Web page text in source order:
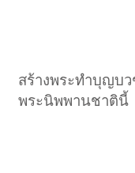
สร้างพระทำบุญบ
พระนิพพานชาตินี้